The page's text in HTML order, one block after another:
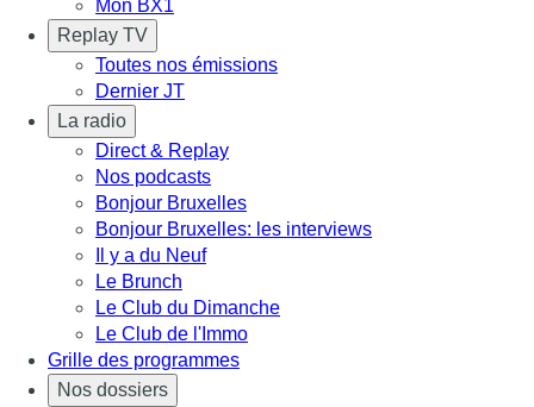
Mon BX1
Replay TV
Toutes nos émissions
Dernier JT
La radio
Direct & Replay
Nos podcasts
Bonjour Bruxelles
Bonjour Bruxelles: les interviews
Il y a du Neuf
Le Brunch
Le Club du Dimanche
Le Club de l'Immo
Grille des programmes
Nos dossiers